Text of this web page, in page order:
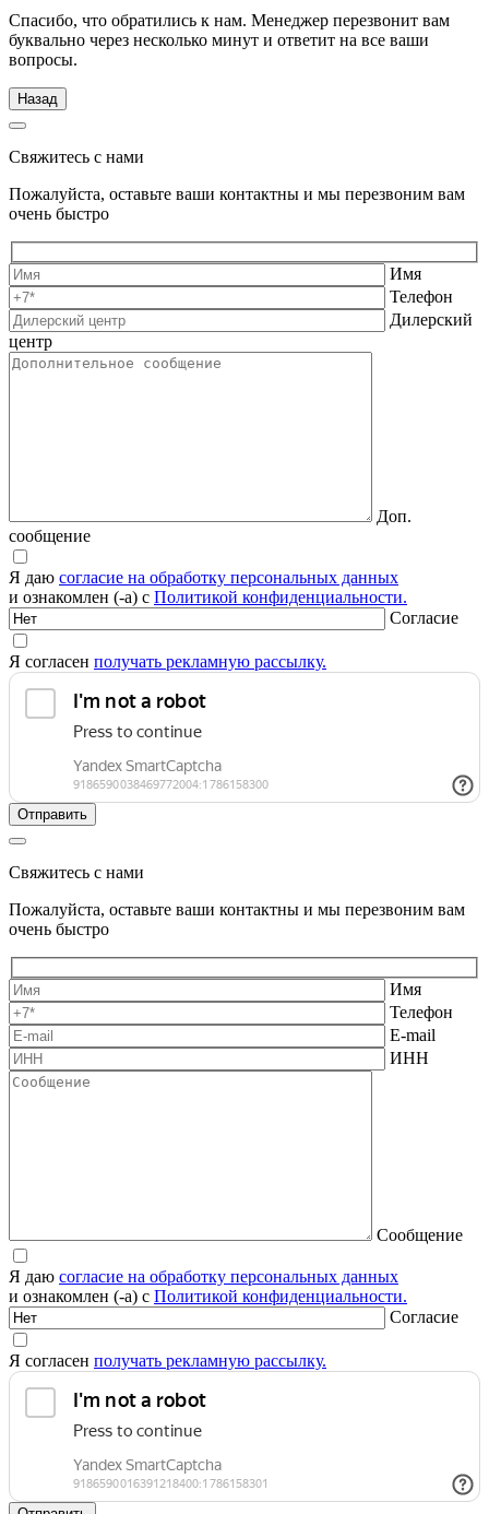
Спасибо, что обратились к нам. Менеджер перезвонит вам
буквально через несколько минут и ответит на все ваши
вопросы.
Назад
Свяжитесь с нами
Пожалуйста, оставьте ваши контактны и мы перезвоним вам
очень быстро
Имя
Телефон
Дилерский
центр
Доп.
сообщение
Я даю согласие на обработку персональных данных
и ознакомлен (-а) с Политикой конфиденциальности.
Согласие
Я согласен получать рекламную рассылку.
Свяжитесь с нами
Пожалуйста, оставьте ваши контактны и мы перезвоним вам
очень быстро
Имя
Телефон
E-mail
ИНН
Сообщение
Я даю согласие на обработку персональных данных
и ознакомлен (-а) с Политикой конфиденциальности.
Согласие
Я согласен получать рекламную рассылку.